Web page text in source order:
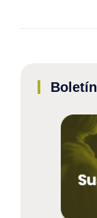
Boletín